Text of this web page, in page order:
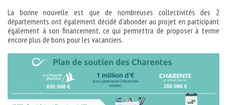
La bonne nouvelle est que de nombreuses collectivités des 2
départements ont également décidé d’abonder au projet en participant
également à son financement, ce qui permettra de proposer à terme
encore plus de bons pour les vacanciers.